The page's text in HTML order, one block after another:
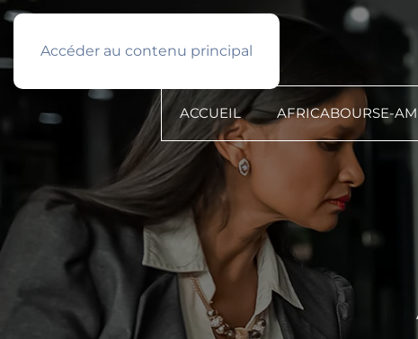
Accéder au contenu principal
ACCUEIL AFRICABOURSE-AM